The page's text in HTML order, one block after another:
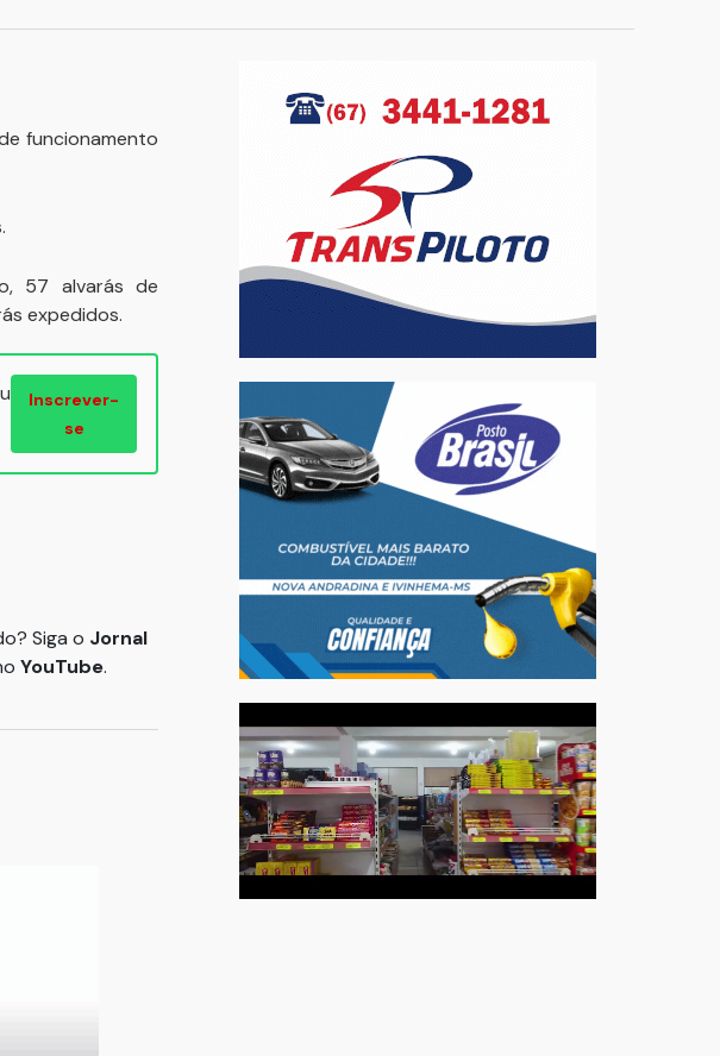
funcionamento
57 alvarás de
expedidos.
Inscrever-
se
Siga o Jornal
YouTube.